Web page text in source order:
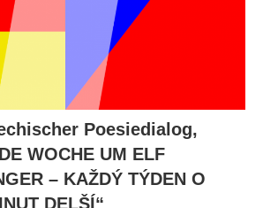
Poesiedialog,
WOCHE UM ELF
– KAŽDÝ TÝDEN O
DELŠÍ“